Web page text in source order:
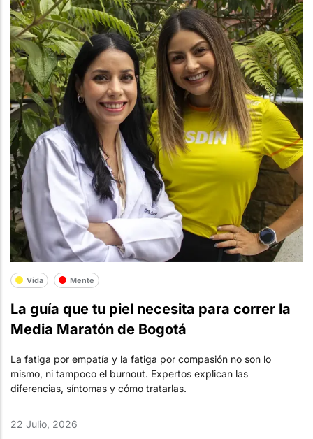
Vida Mente
La guía que tu piel necesita para correr la
Media Maratón de Bogotá
La fatiga por empatía y la fatiga por compasión no son lo
mismo, ni tampoco el burnout. Expertos explican las
diferencias, síntomas y cómo tratarlas.
22 Julio, 2026